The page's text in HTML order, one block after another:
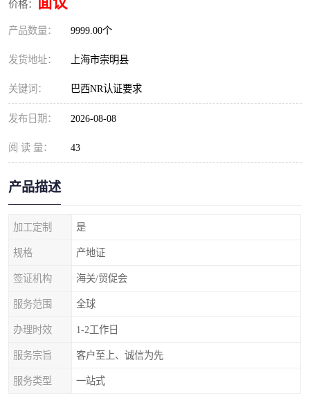
价格：
产品数量： 9999.00个
发货地址： 上海市崇明县
关键词： 巴西NR认证要求
发布日期： 2026-08-08
阅 读 量： 43
产品描述
加工定制 是
规格 产地证
签证机构 海关/贸促会
服务范围 全球
办理时效 1-2工作日
服务宗旨 客户至上、诚信为先
服务类型 一站式